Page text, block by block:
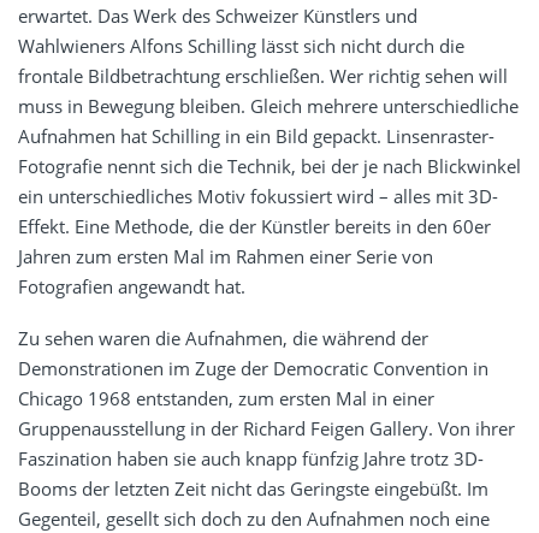
erwartet. Das Werk des Schweizer Künstlers und
Wahlwieners Alfons Schilling lässt sich nicht durch die
frontale Bildbetrachtung erschließen. Wer richtig sehen will
muss in Bewegung bleiben. Gleich mehrere unterschiedliche
Aufnahmen hat Schilling in ein Bild gepackt. Linsenraster-
Fotografie nennt sich die Technik, bei der je nach Blickwinkel
ein unterschiedliches Motiv fokussiert wird – alles mit 3D-
Effekt. Eine Methode, die der Künstler bereits in den 60er
Jahren zum ersten Mal im Rahmen einer Serie von
Fotografien angewandt hat.
Zu sehen waren die Aufnahmen, die während der
Demonstrationen im Zuge der Democratic Convention in
Chicago 1968 entstanden, zum ersten Mal in einer
Gruppenausstellung in der Richard Feigen Gallery. Von ihrer
Faszination haben sie auch knapp fünfzig Jahre trotz 3D-
Booms der letzten Zeit nicht das Geringste eingebüßt. Im
Gegenteil, gesellt sich doch zu den Aufnahmen noch eine